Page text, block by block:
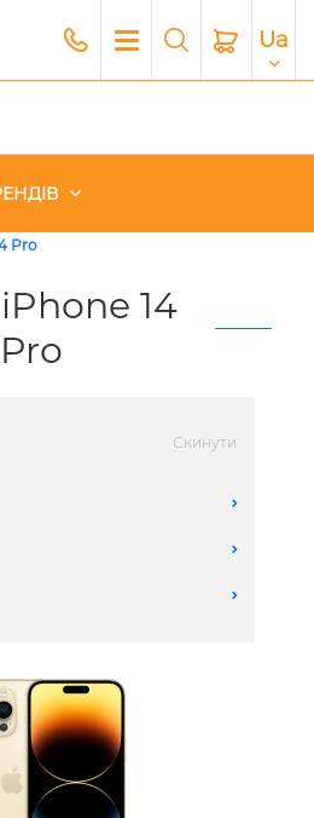
Ua
Pro
14
Pro
Скинути
A
A
A